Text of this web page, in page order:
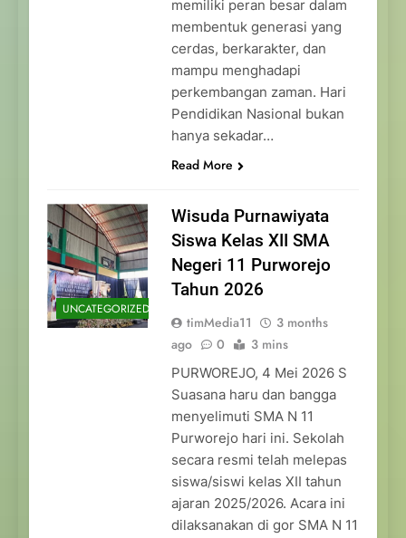
memiliki peran besar dalam
membentuk generasi yang
cerdas, berkarakter, dan
mampu menghadapi
perkembangan zaman. Hari
Pendidikan Nasional bukan
hanya sekadar…
Read More
UNCATEGORIZED
Wisuda Purnawiyata
Siswa Kelas XII SMA
Negeri 11 Purworejo
Tahun 2026
timMedia11
3 months
ago
0 3 mins
PURWOREJO, 4 Mei 2026 S
Suasana haru dan bangga
menyelimuti SMA N 11
Purworejo hari ini. Sekolah
secara resmi telah melepas
siswa/siswi kelas XII tahun
ajaran 2025/2026. Acara ini
dilaksanakan di gor SMA N 11